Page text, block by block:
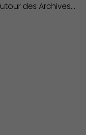
des Archives…